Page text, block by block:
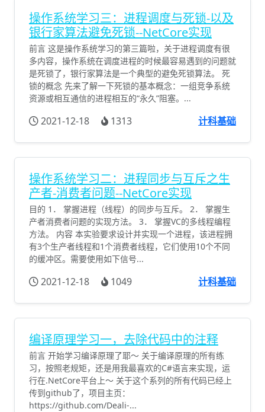
操作系统学习三：进程调度与死锁-以及
银行家算法避免死锁--NetCore实现
前言 这是操作系统学习的第三篇啦，关于进程调度有很
多内容，操作系统在调度进程的时候最容易遇到的问题就
是死锁了，银行家算法是一个典型的避免死锁算法。 死
锁的概念 先来了解一下死锁的基本概念：一组竞争系统
资源或相互通信的进程相互的“永久”阻塞。...
2021-12-18 1313 计科基础
操作系统学习二：进程同步与互斥之生
产者-消费者问题--NetCore实现
目的 1． 掌握进程（线程）的同步与互斥。 2． 掌握生
产者消费者问题的实现方法。 3． 掌握VC的多线程编程
方法。 内容 本实验要求设计并实现一个进程，该进程拥
有3个生产者线程和1个消费者线程，它们使用10个不同
的缓冲区。需要使用如下信号...
2021-12-18 1049 计科基础
编译原理学习一，去除代码中的注释
前言 开始学习编译原理了耶～ 关于编译原理的所有练
习，按照老规矩，还是用我最喜欢的C#语言来实现，运
行在.NetCore平台上～ 关于这个系列的所有代码已经上
传到github了，项目主页：
https://github.com/Deali-...